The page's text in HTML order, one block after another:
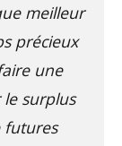
meilleur
précieux
une
surplus
futures